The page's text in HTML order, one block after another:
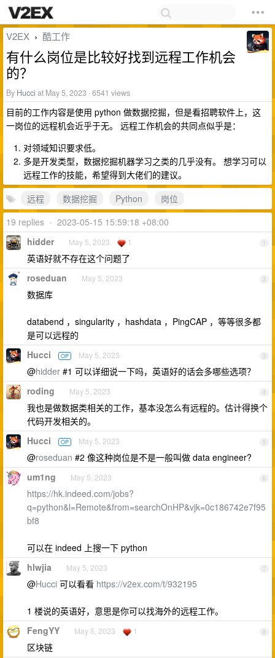
V2EX › 酷工作
有什么岗位是比较好找到远程工作机会
的？
By Hucci at May 5, 2023 · 6541 views
目前的工作内容是使用 python 做数据挖掘，但是看招聘软件上，这
一岗位的远程机会近乎于无。 远程工作机会的共同点似乎是：
对领域知识要求低。
多是开发类型，数据挖掘机器学习之类的几乎没有。 想学习可以
远程工作的技能，希望得到大佬们的建议。
远程
数据挖掘 Python
岗位
19 replies • 2023-05-15 15:59:18 +08:00
1
hidder May 5, 2023 1
英语好就不存在这个问题了
2
roseduan May 5, 2023
数据库
databend ，singularity ，hashdata ，PingCAP ，等等很多都
是可以远程的
3
Hucci OP May 5, 2023
@hidder #1 可以详细说一下吗，英语好的话会多哪些选项？
4
roding May 5, 2023
我也是做数据类相关的工作，基本没怎么有远程的。估计得换个
代码开发相关的。
5
Hucci OP May 5, 2023
@roseduan #2 像这种岗位是不是一般叫做 data engineer?
6
um1ng May 5, 2023
https://hk.indeed.com/jobs?
q=python&l=Remote&from=searchOnHP&vjk=0c186742e7f95
bf8
可以在 indeed 上搜一下 python
7
hlwjia May 5, 2023
@Hucci 可以看看 https://v2ex.com/t/932195
1 楼说的英语好，意思是你可以找海外的远程工作。
8
FengYY May 5, 2023 1
区块链